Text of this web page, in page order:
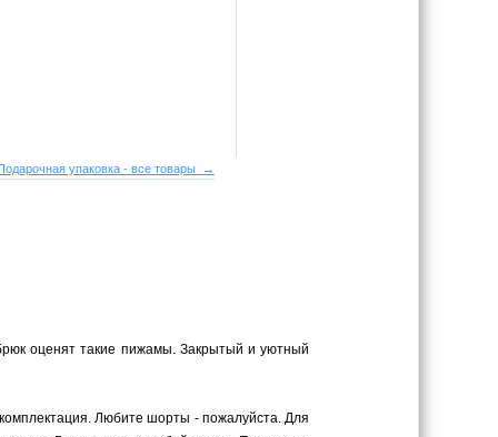
упаковка - все товары →
оценят такие пижамы. Закрытый и уютный
Любите шорты - пожалуйста. Для